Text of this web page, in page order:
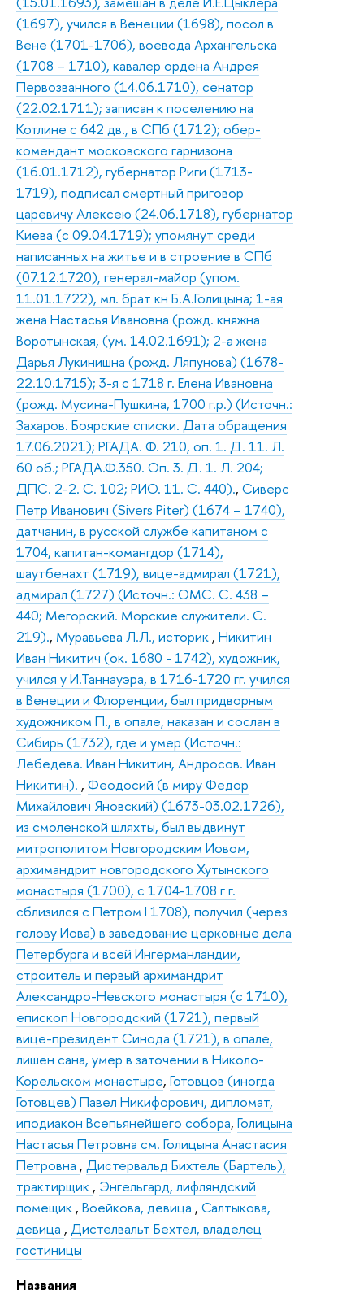
(1697), учился в Венеции (1698), посол в
Вене (1701-1706), воевода Архангельска
(1708 – 1710), кавалер ордена Андрея
Первозванного (14.06.1710), сенатор
(22.02.1711); записан к поселению на
Котлине с 642 дв., в СПб (1712); обер-
комендант московского гарнизона
(16.01.1712), губернатор Риги (1713-
1719), подписал смертный приговор
царевичу Алексею (24.06.1718), губернатор
Киева (с 09.04.1719); упомянут среди
написанных на житье и в строение в СПб
(07.12.1720), генерал-майор (упом.
11.01.1722), мл. брат кн Б.А.Голицына; 1-ая
жена Настасья Ивановна (рожд. княжна
Воротынская, (ум. 14.02.1691); 2-а жена
Дарья Лукинишна (рожд. Ляпунова) (1678-
22.10.1715); 3-я с 1718 г. Елена Ивановна
(рожд. Мусина-Пушкина, 1700 г.р.) (Источн.:
Захаров. Боярские списки. Дата обращения
17.06.2021); РГАДА. Ф. 210, оп. 1. Д. 11. Л.
60 об.; РГАДА.Ф.350. Оп. 3. Д. 1. Л. 204;
ДПС. 2-2. С. 102; РИО. 11. С. 440)., Сиверс
Петр Иванович (Sivers Piter) (1674 – 1740),
датчанин, в русской службе капитаном с
1704, капитан-комангдор (1714),
шаутбенахт (1719), вице-адмирал (1721),
адмирал (1727) (Источн.: ОМС. С. 438 –
440; Мегорский. Морские служители. С.
219)., Муравьева Л.Л., историк , Никитин
Иван Никитич (ок. 1680 - 1742), художник,
учился у И.Таннауэра, в 1716-1720 гг. учился
в Венеции и Флоренции, был придворным
художником П., в опале, наказан и сослан в
Сибирь (1732), где и умер (Источн.:
Лебедева. Иван Никитин, Андросов. Иван
Никитин). , Феодосий (в миру Федор
Михайлович Яновский) (1673-03.02.1726),
из смоленской шляхты, был выдвинут
митрополитом Новгородским Иовом,
архимандрит новгородского Хутынского
монастыря (1700), с 1704-1708 г г.
сблизился с Петром I 1708), получил (через
голову Иова) в заведование церковные дела
Петербурга и всей Ингерманландии,
строитель и первый архимандрит
Александро-Невского монастыря (с 1710),
епископ Новгородский (1721), первый
вице-президент Синода (1721), в опале,
лишен сана, умер в заточении в Николо-
Корельском монастыре, Готовцов (иногда
Готовцев) Павел Никифорович, дипломат,
иподиакон Всепьянейшего собора, Голицына
Настасья Петровна см. Голицына Анастасия
Петровна , Дистервальд Бихтель (Бартель),
трактирщик , Энгельгард, лифляндский
помещик , Воейкова, девица , Салтыкова,
девица , Дистелвальт Бехтел, владелец
гостиницы
Названия